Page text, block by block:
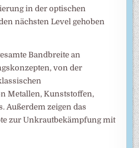
in der optischen
nächsten Level gehoben
Bandbreite an
von der
Metallen, Kunststoffen,
Außerdem zeigen das
zur Unkrautbekämpfung mit